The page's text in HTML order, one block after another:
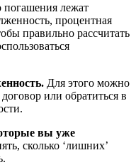
погашения лежат
процентная
правильно рассчитать
Для этого можно
или обратиться в
вы уже
сколько ‘лишних’